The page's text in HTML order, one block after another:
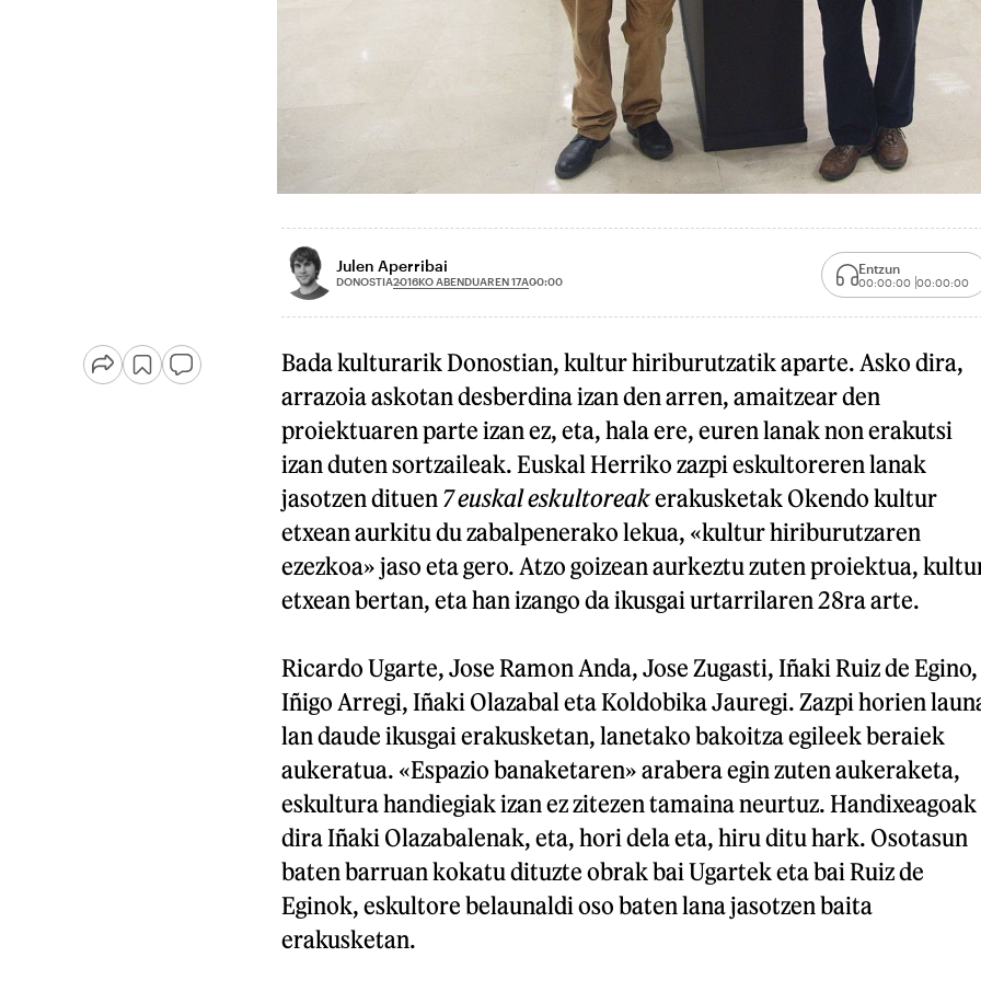
Julen Aperribai
DONOSTIA2016KO ABENDUAREN 17A00:00
Entzun
00:00:00 00:00:00
Bada kulturarik Donostian, kultur hiriburutzatik aparte. Asko dira,
arrazoia askotan desberdina izan den arren, amaitzear den
proiektuaren parte izan ez, eta, hala ere, euren lanak non erakutsi
izan duten sortzaileak. Euskal Herriko zazpi eskultoreren lanak
jasotzen dituen 7 euskal eskultoreakerakusketak Okendo kultur
etxean aurkitu du zabalpenerako lekua, «kultur hiriburutzaren
ezezkoa» jaso eta gero. Atzo goizean aurkeztu zuten proiektua,
etxean bertan, eta han izango da ikusgai urtarrilaren 28ra arte.
Ricardo Ugarte, Jose Ramon Anda, Jose Zugasti, Iñaki Ruiz de Egino,
Iñigo Arregi, Iñaki Olazabal eta Koldobika Jauregi. Zazpi horien
lan daude ikusgai erakusketan, lanetako bakoitza egileek beraiek
aukeratua. «Espazio banaketaren» arabera egin zuten aukeraketa,
eskultura handiegiak izan ez zitezen tamaina neurtuz. Handixeagoak
dira Iñaki Olazabalenak, eta, hori dela eta, hiru ditu hark. Osotasun
baten barruan kokatu dituzte obrak bai Ugartek eta bai Ruiz de
Eginok, eskultore belaunaldi oso baten lana jasotzen baita
erakusketan.